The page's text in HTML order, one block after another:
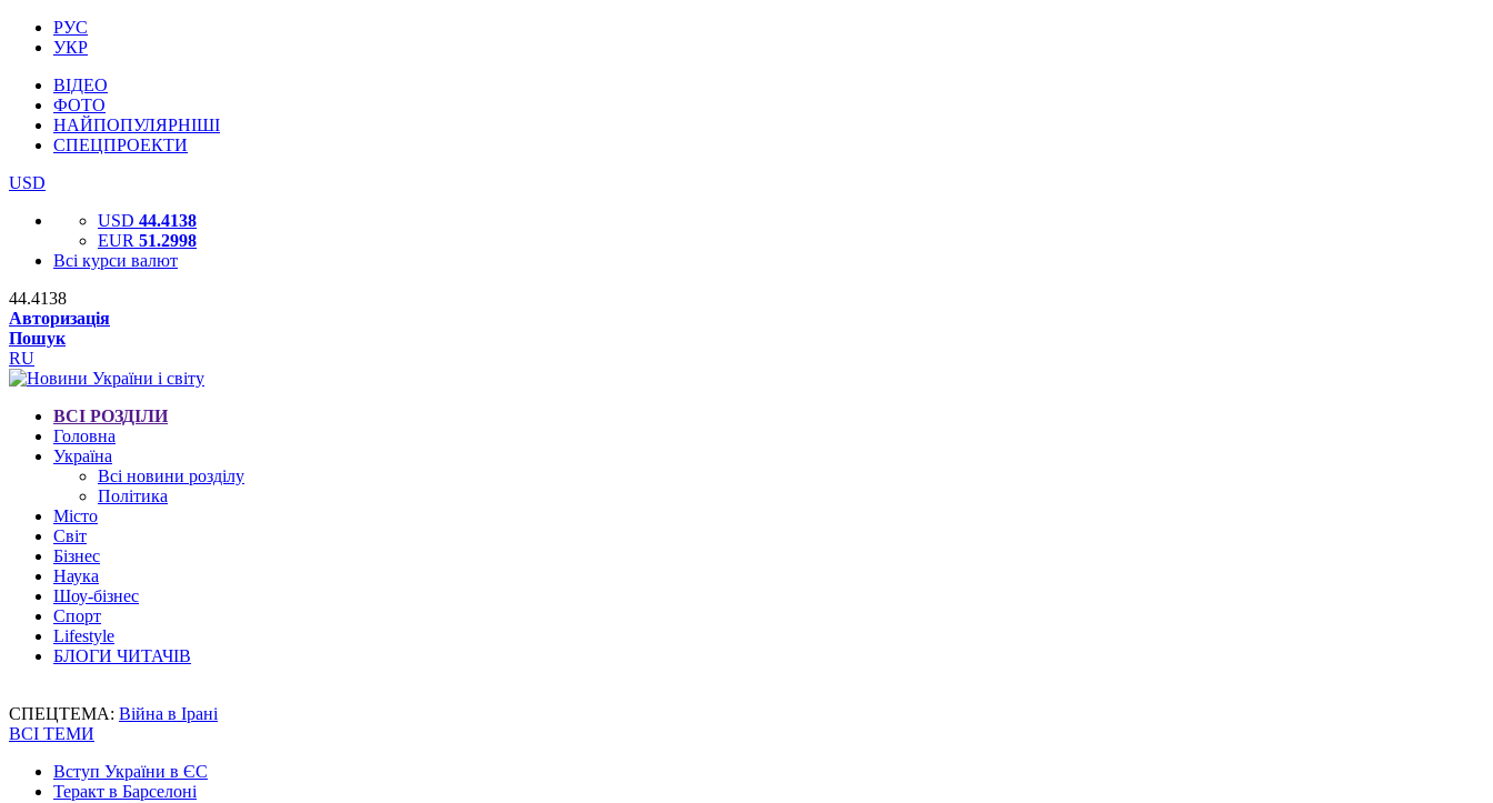
РУС
УКР
ВІДЕО
ФОТО
НАЙПОПУЛЯРНІШІ
СПЕЦПРОЕКТИ
USD
USD 44.4138
EUR 51.2998
Всі курси валют
44.4138
Авторизація
Пошук
RU
ВСІ РОЗДІЛИ
Головна
Україна
Всі новини розділу
Політика
Місто
Світ
Бізнес
Наука
Шоу-бізнес
Спорт
Lifestyle
БЛОГИ ЧИТАЧІВ
СПЕЦТЕМА: Війна в Ірані
ВСІ ТЕМИ
Вступ України в ЄС
Теракт в Барселоні